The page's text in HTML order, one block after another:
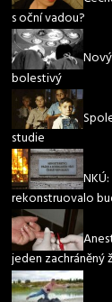
s oční vadou?
bolestivý
studie
rekonstruovalo
jeden zachráněný